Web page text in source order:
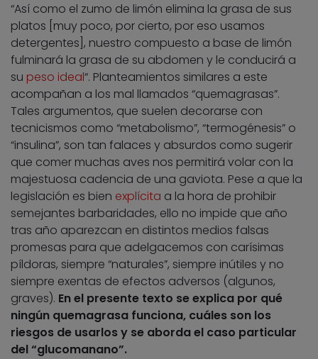
“Así como el zumo de limón elimina la grasa de sus
platos [muy poco, por cierto, por eso usamos
detergentes], nuestro compuesto a base de limón
fulminará la grasa de su abdomen y le conducirá a
su peso ideal“. Planteamientos similares a este
acompañan a los mal llamados “quemagrasas”.
Tales argumentos, que suelen decorarse con
tecnicismos como “metabolismo”, “termogénesis” o
“insulina”, son tan falaces y absurdos como sugerir
que comer muchas aves nos permitirá volar con la
majestuosa cadencia de una gaviota. Pese a que la
legislación es bien explícita a la hora de prohibir
semejantes barbaridades, ello no impide que año
tras año aparezcan en distintos medios falsas
promesas para que adelgacemos con carísimas
píldoras, siempre “naturales”, siempre inútiles y no
siempre exentas de efectos adversos (algunos,
graves). En el presente texto se explica por qué
ningún quemagrasa funciona, cuáles son los
riesgos de usarlos y se aborda el caso particular
del “glucomanano”.